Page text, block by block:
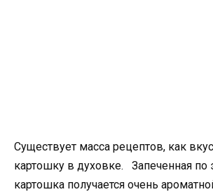
Существует масса рецептов, как
картошку в духовке. Запеченная по
картошка получается очень